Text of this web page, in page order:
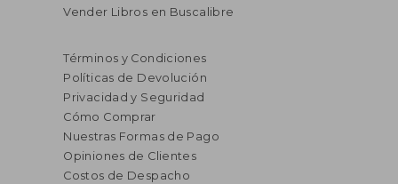
Vender Libros en Buscalibre
Términos y Condiciones
Políticas de Devolución
Privacidad y Seguridad
Cómo Comprar
Nuestras Formas de Pago
Opiniones de Clientes
Costos de Despacho